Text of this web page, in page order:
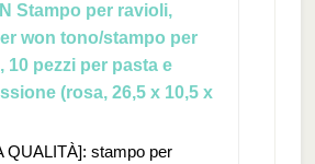
Stampo per ravioli,
won tono/stampo per
10 pezzi per pasta e
(rosa, 26,5 x 10,5 x
QUALITÀ]: stampo per